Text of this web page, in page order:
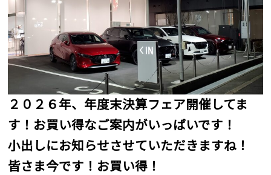
２０２６年、年度末決算フェア開催してま
す！お買い得なご案内がいっぱいです！
小出しにお知らせさせていただきますね！
皆さま今です！お買い得！